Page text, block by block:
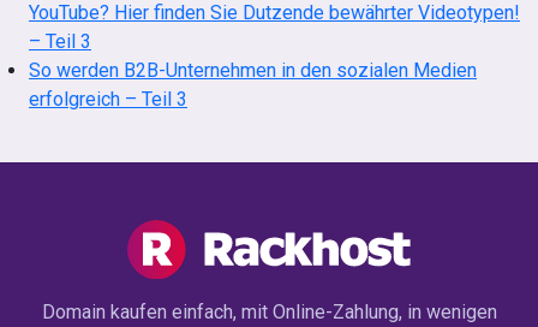
YouTube? Hier finden Sie Dutzende bewährter Videotypen!
– Teil 3
So werden B2B-Unternehmen in den sozialen Medien
erfolgreich – Teil 3
Domain kaufen einfach, mit Online-Zahlung, in wenigen